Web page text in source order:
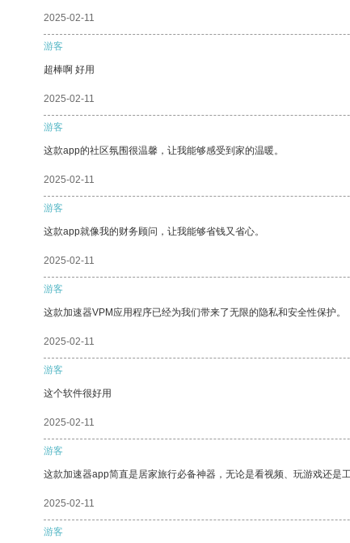
2025-02-11
游客
超棒啊 好用
2025-02-11
游客
这款app的社区氛围很温馨，让我能够感受到家的温暖。
2025-02-11
游客
这款app就像我的财务顾问，让我能够省钱又省心。
2025-02-11
游客
这款加速器VPM应用程序已经为我们带来了无限的隐私和安全性保护。
2025-02-11
游客
这个软件很好用
2025-02-11
游客
这款加速器app简直是居家旅行必备神器，无论是看视频、玩游戏还
2025-02-11
游客